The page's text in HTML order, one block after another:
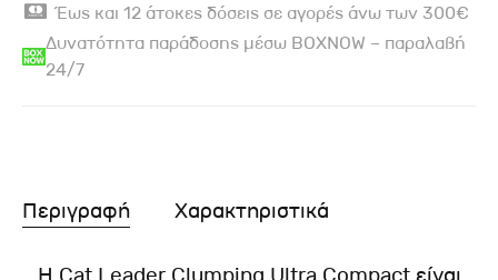
Έως και 12 άτοκες δόσεις σε αγορές άνω των 300€
Δυνατότητα παράδοσης μέσω BOXNOW – παραλαβή
24/7
Περιγραφή Χαρακτηριστικά